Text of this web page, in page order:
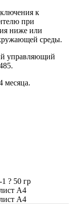
к
при
ниже или
среды.
управляющий
месяца.
? 50 гр
А4
А4